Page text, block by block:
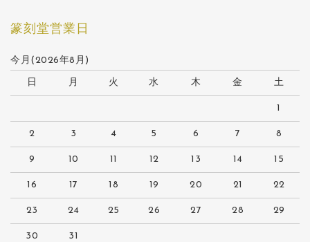
篆刻堂営業日
今月(2026年8月)
日 月 火 水 木 金 土
1
2 3 4 5 6 7 8
9 10 11 12 13 14 15
16 17 18 19 20 21 22
23 24 25 26 27 28 29
30 31